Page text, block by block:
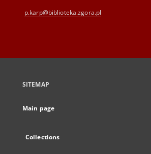
p.karp@biblioteka.zgora.pl
SITEMAP
Main page
Collections